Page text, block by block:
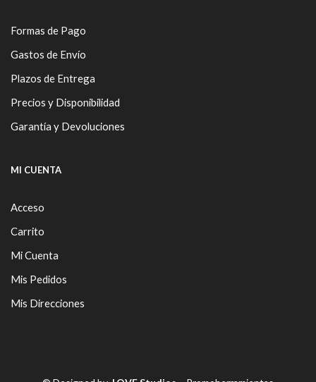
Formas de Pago
Gastos de Envío
Plazos de Entrega
Precios y Disponibilidad
Garantía y Devoluciones
MI CUENTA
Acceso
Carrito
Mi Cuenta
Mis Pedidos
Mis Direcciones